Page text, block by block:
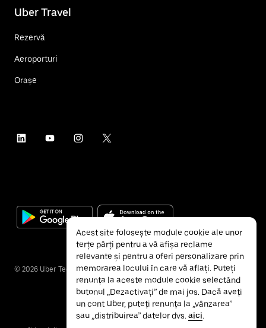
Uber Travel
Rezervă
Aeroporturi
Orașe
© 2026 Uber Technologies Inc.
Acest site folosește module cookie ale unor
terțe părți pentru a vă afișa reclame
relevante și pentru a oferi personalizare prin
memorarea locului în care vă aflați. Puteți
renunța la aceste module cookie selectând
butonul „Dezactivați” de mai jos. Dacă aveți
un cont Uber, puteți renunța la „vânzarea”
sau „distribuirea” datelor dvs. aici.